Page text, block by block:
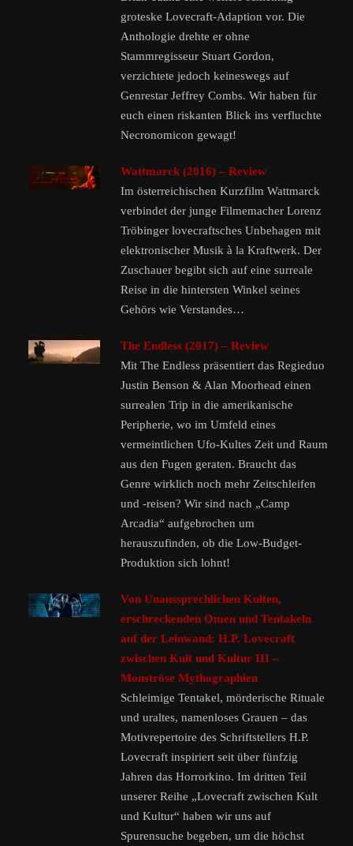
groteske Lovecraft-Adaption vor. Die
Anthologie drehte er ohne
Stammregisseur Stuart Gordon,
verzichtete jedoch keineswegs auf
Genrestar Jeffrey Combs. Wir haben für
euch einen riskanten Blick ins verfluchte
Necronomicon gewagt!
Wattmarck (2016) – Review
Im österreichischen Kurzfilm Wattmarck
verbindet der junge Filmemacher Lorenz
Tröbinger lovecraftsches Unbehagen mit
elektronischer Musik à la Kraftwerk. Der
Zuschauer begibt sich auf eine surreale
Reise in die hintersten Winkel seines
Gehörs wie Verstandes…
The Endless (2017) – Review
Mit The Endless präsentiert das Regieduo
Justin Benson & Alan Moorhead einen
surrealen Trip in die amerikanische
Peripherie, wo im Umfeld eines
vermeintlichen Ufo-Kultes Zeit und Raum
aus den Fugen geraten. Braucht das
Genre wirklich noch mehr Zeitschleifen
und -reisen? Wir sind nach „Camp
Arcadia“ aufgebrochen um
herauszufinden, ob die Low-Budget-
Produktion sich lohnt!
Von Unaussprechlichen Kulten,
erschreckenden Omen und Tentakeln
auf der Leinwand: H.P. Lovecraft
zwischen Kult und Kultur III –
Monströse Mythographien
Schleimige Tentakel, mörderische Rituale
und uraltes, namenloses Grauen – das
Motivrepertoire des Schriftstellers H.P.
Lovecraft inspiriert seit über fünfzig
Jahren das Horrorkino. Im dritten Teil
unserer Reihe „Lovecraft zwischen Kult
und Kultur“ haben wir uns auf
Spurensuche begeben, um die höchst